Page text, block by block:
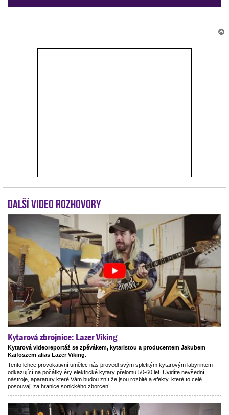
Další video rozhovory
Kytarová zbrojnice: Lazer Viking
Kytarová videoreportáž se zpěvákem, kytaristou a producentem Jakubem
Kaifoszem alias Lazer Viking.
Tento lehce provokativní umělec nás provedl svým spletitým kytarovým labyrintem
odkazující na počátky éry elektrické kytary přelomu 50-60 let. Uvidíte nevšední
nástroje, aparatury které Vám budou znít že jsou rozbité a efekty, které to celé
posouvají za hranice sonického zborcení.